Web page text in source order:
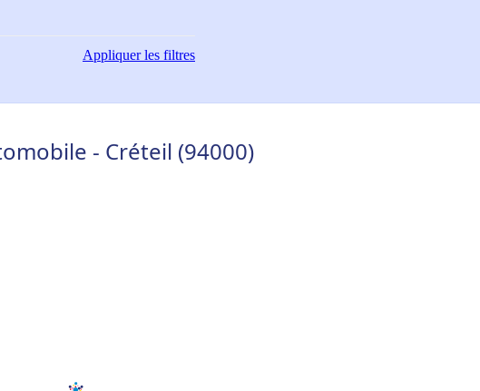
Appliquerles filtres
- Créteil (94000)